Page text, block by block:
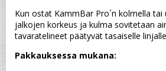
Kun ostat KammBar Pro´n kolmella
jalkojen korkeus ja kulma sovitetaan
tavaratelineet päätyvät tasaiselle
Pakkauksessa mukana: